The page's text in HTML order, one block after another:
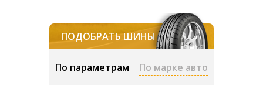
ПОДОБРАТЬ ШИНЫ
По параметрам По марке авто